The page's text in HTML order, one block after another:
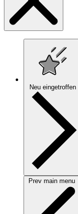
Neu eingetroffen
Prev main menu